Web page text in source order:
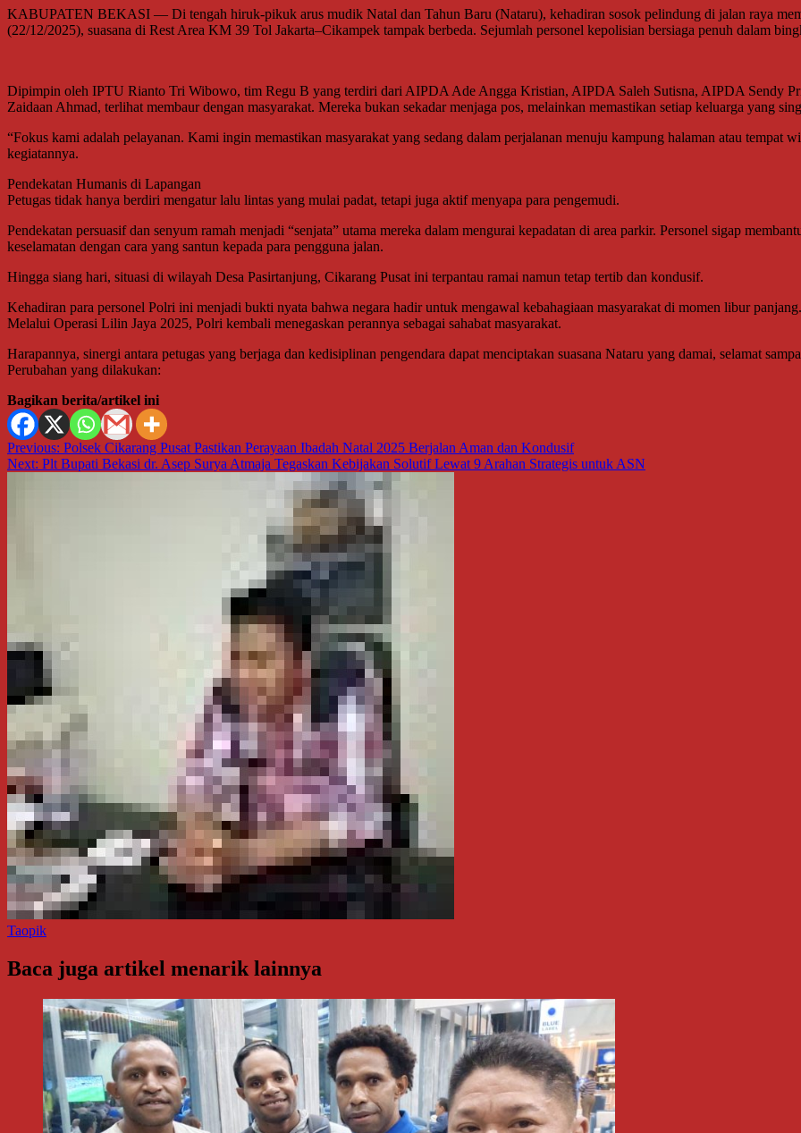
KABUPATEN BEKASI — Di tengah hiruk-pikuk arus mudik Natal dan Tahun Baru (Nataru), kehadiran sosok pelindung di jalan raya
(22/12/2025), suasana di Rest Area KM 39 Tol Jakarta–Cikampek tampak berbeda. Sejumlah personel kepolisian bersiaga penuh dalam
Dipimpin oleh IPTU Rianto Tri Wibowo, tim Regu B yang terdiri dari AIPDA Ade Angga Kristian, AIPDA Saleh Sutisna, AIPDA Sendy
Zaidaan Ahmad, terlihat membaur dengan masyarakat. Mereka bukan sekadar menjaga pos, melainkan memastikan setiap keluarga yang
“Fokus kami adalah pelayanan. Kami ingin memastikan masyarakat yang sedang dalam perjalanan menuju kampung halaman atau tempat
kegiatannya.
Pendekatan Humanis di Lapangan
Petugas tidak hanya berdiri mengatur lalu lintas yang mulai padat, tetapi juga aktif menyapa para pengemudi.
Pendekatan persuasif dan senyum ramah menjadi “senjata” utama mereka dalam mengurai kepadatan di area parkir. Personel sigap
keselamatan dengan cara yang santun kepada para pengguna jalan.
Hingga siang hari, situasi di wilayah Desa Pasirtanjung, Cikarang Pusat ini terpantau ramai namun tetap tertib dan kondusif.
Kehadiran para personel Polri ini menjadi bukti nyata bahwa negara hadir untuk mengawal kebahagiaan masyarakat di momen libur panjang.
Melalui Operasi Lilin Jaya 2025, Polri kembali menegaskan perannya sebagai sahabat masyarakat.
Harapannya, sinergi antara petugas yang berjaga dan kedisiplinan pengendara dapat menciptakan suasana Nataru yang damai, selamat
Perubahan yang dilakukan:
Bagikan berita/artikel ini
Navigasi
pos
Previous: Polsek Cikarang Pusat Pastikan Perayaan Ibadah Natal 2025 Berjalan Aman dan Kondusif
Next: Plt Bupati Bekasi dr. Asep Surya Atmaja Tegaskan Kebijakan Solutif Lewat 9 Arahan Strategis untuk ASN
Taopik
Baca juga artikel menarik lainnya